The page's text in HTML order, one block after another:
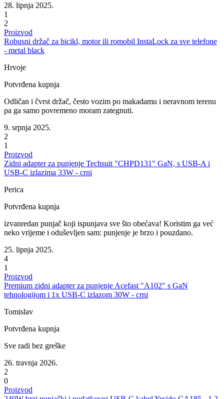
28. lipnja 2025.
1
2
Proizvod
Robusni držač za bicikl, motor ili romobil InstaLock za sve telefone
- metal black
Hrvoje
Potvrđena kupnja
Odličan i čvrst držač, često vozim po makadamu i neravnom terenu
pa ga samo povremeno moram zategnuti.
9. srpnja 2025.
2
1
Proizvod
Zidni adapter za punjenje Techsuit "CHPD131" GaN, s USB-A i
USB-C izlazima 33W - crni
Perica
Potvrđena kupnja
izvanredan punjač koji ispunjava sve što obećava! Koristim ga već
neko vrijeme i oduševljen sam: punjenje je brzo i pouzdano.
25. lipnja 2025.
4
1
Proizvod
Premium zidni adapter za punjenje Acefast "A102" s GaN
tehnologijom i 1x USB-C izlazom 30W - crni
Tomislav
Potvrđena kupnja
Sve radi bez greške
26. travnja 2026.
2
0
Proizvod